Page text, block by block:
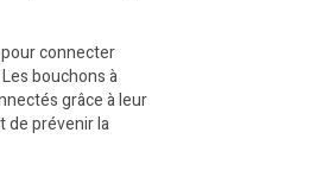
connecter
bouchons à
grâce à leur
de prévenir la